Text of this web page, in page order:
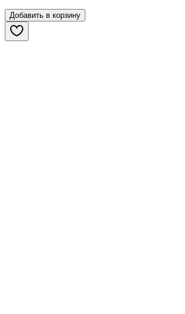
Добавить в корзину